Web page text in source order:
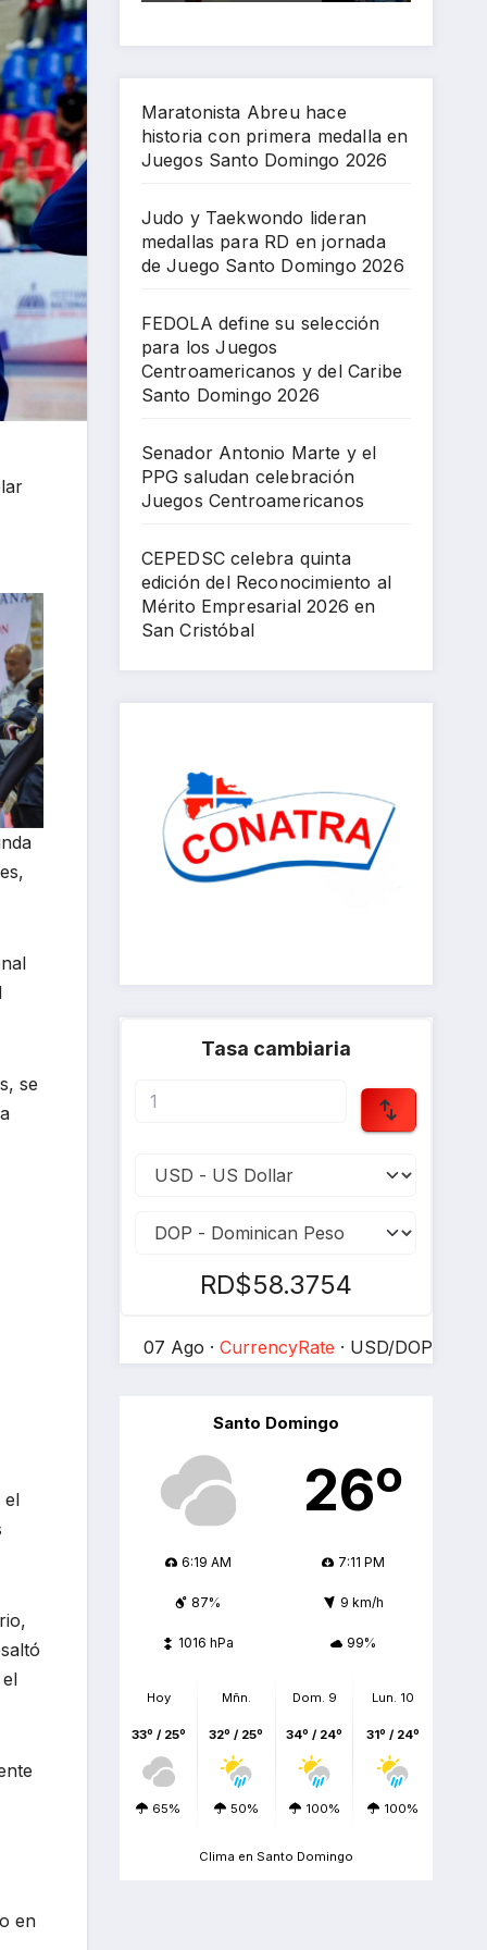
se
el
en
pri
me
ra
me
dal
la
en
Jue
gos
Sa
nto
Do
mi
ng
o
202
a
RD
en
jor
na
da
de
Jue
go
nto
Do
mi
ng
202
6
Ce
ntr
oa
me
ric
os
y
del
ibe
Sa
nto
Do
ng
o
202
cel
ebr
aci
ón
Jue
Ce
ntr
oa
ric
os
Maratonista Abreu hace
historia con primera medalla en
Juegos Santo Domingo 2026
Judo y Taekwondo lideran
medallas para RD en jornada
de Juego Santo Domingo 2026
FEDOLA define su selección
para los Juegos
Centroamericanos y del Caribe
Santo Domingo 2026
Senador Antonio Marte y el
PPG saludan celebración
Juegos Centroamericanos
CEPEDSC celebra quinta
edición del Reconocimiento al
Mérito Empresarial 2026 en
San Cristóbal
Tasa cambiaria
RD$58.3754
07 Ago · CurrencyRate · USD/DOP
Santo Domingo
26º
6:19 AM 7:11 PM
87% 9 km/h
1016 hPa 99%
Hoy
33º / 25º
65%
Mñn.
32º / 25º
50%
Dom. 9
34º / 24º
100%
Lun. 10
31º / 24º
100%
Clima en Santo Domingo